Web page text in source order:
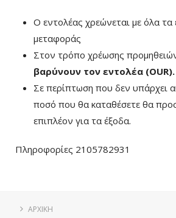
Ο εντολέας χρεώνεται με όλα τα
μεταφοράς
Στον τρόπο χρέωσης
βαρύνουν τον εντολέα (ΟUR).
Σε περίπτωση που δεν υπάρχει
ποσό που θα καταθέσετε θα
επιπλέον για τα έξοδα.
Πληροφορίες 2105782931
ΑΡΧΙΚΗ